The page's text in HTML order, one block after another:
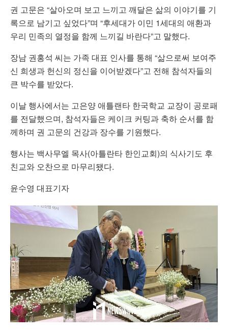
권 고문은 “살아오며 보고 느끼고 깨달은 삶의 이야기를 기
록으로 남기고 싶었다”며 “후세대가 이민 1세대의 애환과
우리 민족의 열정을 함께 느끼길 바란다”고 말했다.
장남 권홍석 씨는 가족 대표 인사를 통해 “삶으로써 보여주
신 희생과 헌신의 정신을 이어받겠다”고 전해 참석자들의
큰 박수를 받았다.
이날 행사에서는 고은양 애틀랜타 한국학교 교장이 공로패
를 전달했으며, 참석자들은 케이크 커팅과 축하 순서를 함
께하며 권 고문의 건강과 장수를 기원했다.
행사는 백사무엘 목사(아틀란타 한인교회)의 식사기도 후
친교와 오찬으로 마무리됐다.
윤수영 대표기자